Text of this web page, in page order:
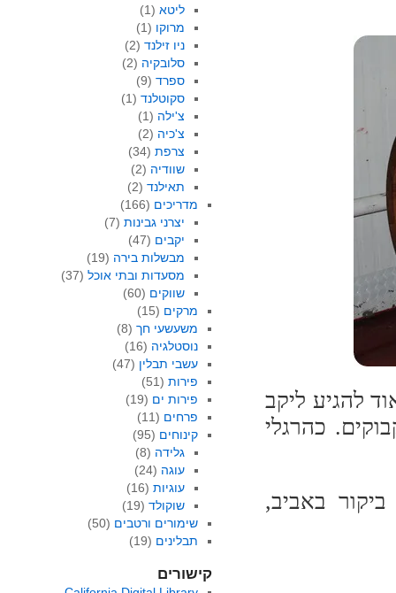
להגיע ליקב
כהרגלי
באביב,
ליטא (1)
מרוקו (1)
ניו זילנד (2)
סלובקיה (2)
ספרד (9)
סקוטלנד (1)
צ'ילה (1)
צ'כיה (2)
צרפת (34)
שוודיה (2)
תאילנד (2)
מדריכים (166)
יצרני גבינות (7)
יקבים (47)
מבשלות בירה (19)
מסעדות ובתי אוכל (37)
שווקים (60)
מרקים (15)
משעשעי חך(8)
נוסטלגיה (16)
עשבי תבלין (47)
פירות(51)
פירות ים (19)
פרחים (11)
קינוחים (95)
גלידה (8)
עוגה (24)
עוגיות (16)
שוקולד (19)
שימורים ורטבים (50)
תבלינים (19)
קישורים